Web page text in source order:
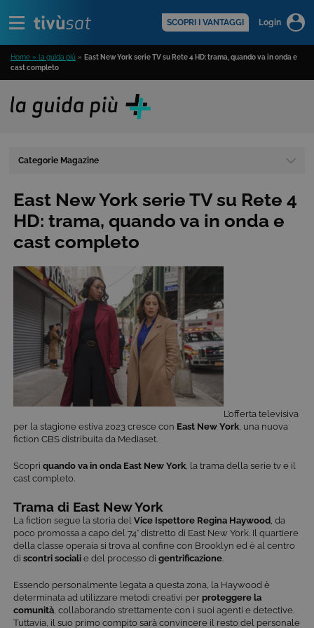
SCOPRI I VANTAGGI Login
Home » la guida più » East New York serie TV su Rete 4 HD: trama, quando va in onda e
cast completo
Categorie Magazine
East New York serie TV su Rete 4
HD: trama, quando va in onda e
cast completo
L’offerta televisiva
per la stagione estiva 2023 cresce con East New York , una nuova
fiction CBS distribuita da Mediaset.
Scopri quando va in onda East New York , la trama della serie tv e il
cast completo.
Trama di East New York
La fiction segue la storia del Vice Ispettore Regina Haywood , da
poco promossa a capo del 74° distretto di East New York. Il quartiere
della classe operaia si trova al confine con Brooklyn ed è al centro
di scontri sociali e del processo di gentrificazione
Essendo personalmente legata a questa zona, la Haywood è
determinata ad utilizzare metodi creativi per proteggere la
comunità , collaborando strettamente con i suoi agenti e detective.
Tuttavia, il suo primo compito sarà convincere il resto del personale